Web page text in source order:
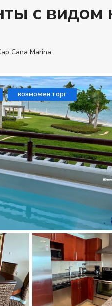
с видом
Cana Marina
возможен торг